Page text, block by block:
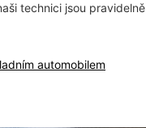
technici jsou pravidelně
automobilem